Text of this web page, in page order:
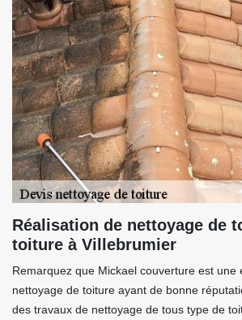
Réalisation de nettoyage de
toiture à Villebrumier
Remarquez que Mickael couverture est une
nettoyage de toiture ayant de bonne
des travaux de nettoyage de tous type de